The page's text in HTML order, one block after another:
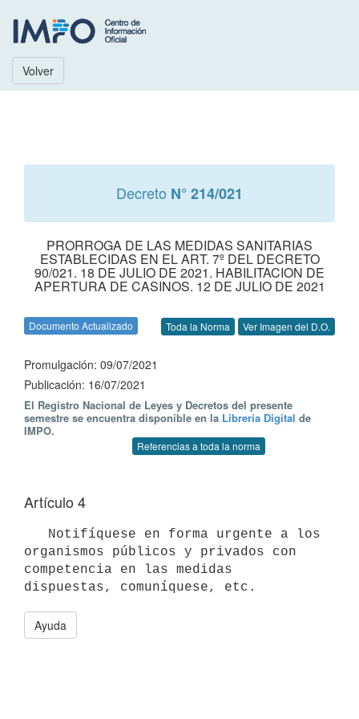
Volver
Decreto N° 214/021
PRORROGA DE LAS MEDIDAS SANITARIAS
ESTABLECIDAS EN EL ART. 7º DEL DECRETO
90/021. 18 DE JULIO DE 2021. HABILITACION DE
APERTURA DE CASINOS. 12 DE JULIO DE 2021
Documento Actualizado Toda la Norma Ver Imagen del D.O.
Promulgación: 09/07/2021
Publicación: 16/07/2021
El Registro Nacional de Leyes y Decretos del presente
semestre se encuentra disponible en la Librería Digital de
IMPO.
Referencias a toda la norma
Artículo 4
organismos públicos y privados con
competencia en las medidas
Ayuda